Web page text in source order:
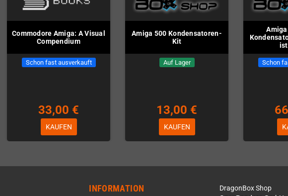
Commodore Amiga: A Visual
Compendium
Schon fast ausverkauft
33,00 €
KAUFEN
Amiga 500 Kondensatoren-
Kit
Auf Lager
13,00 €
KAUFEN
Schon
INFORMATION
DragonBox Shop